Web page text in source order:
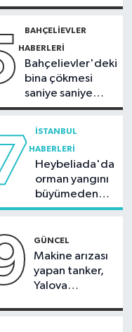
bankacılık ve
bir araya
arasında
silahlı kavga
BAHÇELIEVLER
HABERLERI
Bahçelievler'deki
bina çökmesi
saniye saniye
görüntülendi
İSTANBUL
HABERLERI
Heybeliada'da
orman yangını
büyümeden
söndürüldü
GÜNCEL
Makine arızası
yapan tanker,
Yalova